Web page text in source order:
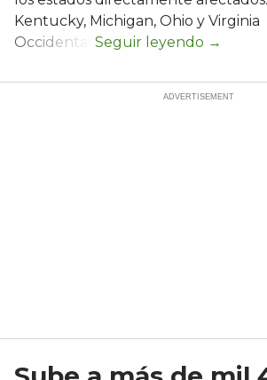
Kentucky, Michigan, Ohio y Virginia
Occidental.